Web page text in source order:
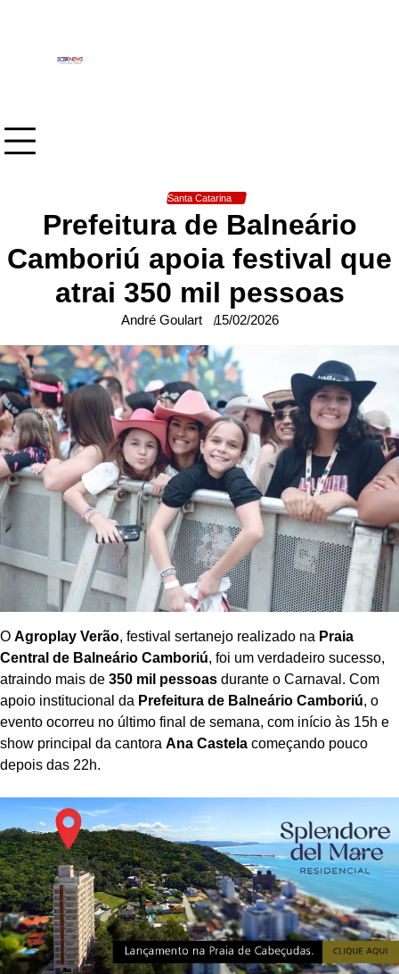
Santa Catarina
Prefeitura de Balneário
Camboriú apoia festival que
atrai 350 mil pessoas
André Goulart 15/02/2026
O Agroplay Verão, festival sertanejo realizado na Praia
Central de Balneário Camboriú, foi um verdadeiro sucesso,
atraindo mais de 350 mil pessoas durante o Carnaval. Com
apoio institucional da Prefeitura de Balneário Camboriú, o
evento ocorreu no último final de semana, com início às 15h e
show principal da cantora Ana Castela começando pouco
depois das 22h.